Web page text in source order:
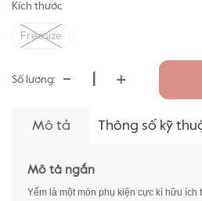
Kích thước
Freesize
Số lượng: - +
Mô tả Thông số kỹ
Mô tả ngắn
Yếm là một món phụ kiện cực kì hữu ích